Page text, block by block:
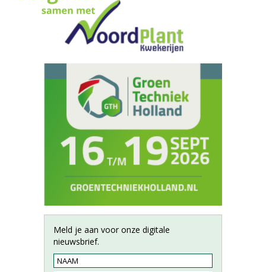
Meld je aan voor onze digitale
nieuwsbrief.